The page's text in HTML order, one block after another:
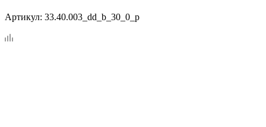
Артикул: 33.40.003_dd_b_30_0_p